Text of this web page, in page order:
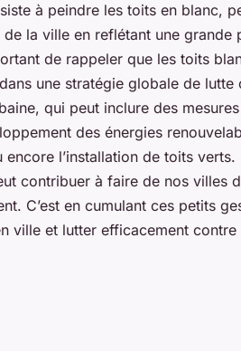
à peindre les toits en blanc,
la ville en reflétant une grande
de rappeler que les toits
une stratégie globale de
qui peut inclure des
des énergies
l’installation de toits
contribuer à faire de nos villes
C’est en cumulant ces petits
ville et lutter efficacement